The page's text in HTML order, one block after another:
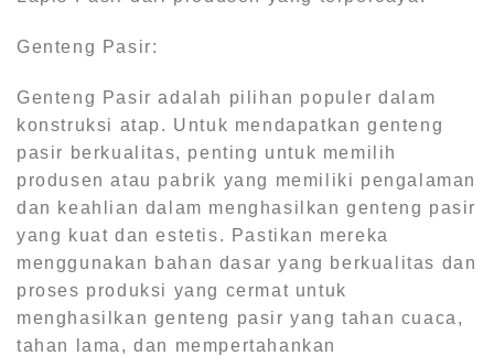
Genteng Pasir:
Genteng Pasir adalah pilihan populer dalam
konstruksi atap. Untuk mendapatkan genteng
pasir berkualitas, penting untuk memilih
produsen atau pabrik yang memiliki pengalaman
dan keahlian dalam menghasilkan genteng pasir
yang kuat dan estetis. Pastikan mereka
menggunakan bahan dasar yang berkualitas dan
proses produksi yang cermat untuk
menghasilkan genteng pasir yang tahan cuaca,
tahan lama, dan mempertahankan